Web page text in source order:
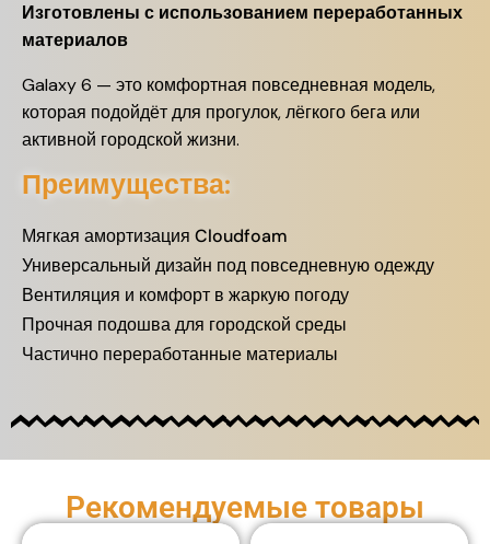
Изготовлены с использованием переработанных
материалов
Galaxy 6 — это комфортная повседневная модель,
которая подойдёт для прогулок, лёгкого бега или
активной городской жизни.
Преимущества:
Мягкая амортизация Cloudfoam
Универсальный дизайн под повседневную одежду
Вентиляция и комфорт в жаркую погоду
Прочная подошва для городской среды
Частично переработанные материалы
Рекомендуемые товары